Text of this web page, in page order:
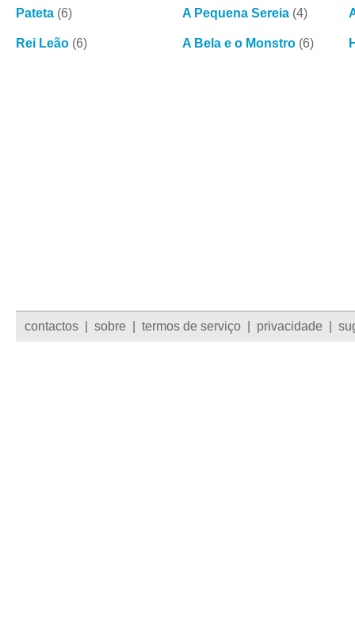
Pateta (6)
Rei Leão (6)
A Pequena Sereia (4)
A Bela e o Monstro (6)
contactos sobre termos de serviço privacidade